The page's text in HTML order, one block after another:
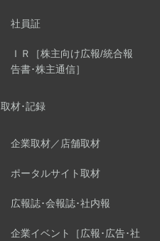
社員証
ＩＲ［株主向け広報/統合報
告書･株主通信］
取材･記録
企業取材／店舗取材
ポータルサイト取材
広報誌･会報誌･社内報
企業イベント［広報･広告･社